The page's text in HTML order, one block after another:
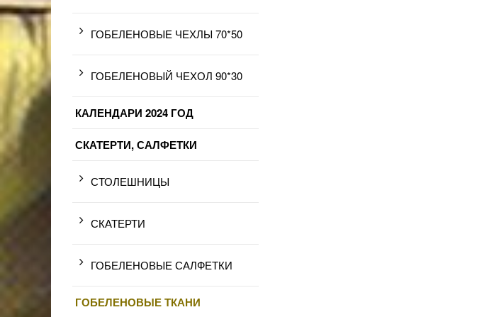
ГОБЕЛЕНОВЫЕ ЧЕХЛЫ 70*50
ГОБЕЛЕНОВЫЙ ЧЕХОЛ 90*30
КАЛЕНДАРИ 2024 ГОД
СКАТЕРТИ, САЛФЕТКИ
СТОЛЕШНИЦЫ
СКАТЕРТИ
ГОБЕЛЕНОВЫЕ САЛФЕТКИ
ГОБЕЛЕНОВЫЕ ТКАНИ